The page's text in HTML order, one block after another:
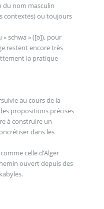
du nom masculin
contextes) ou toujours
restent encore très
la pratique
au cours de la
propositions précises
à construire un
dans les
celle d’Alger
ouvert depuis des